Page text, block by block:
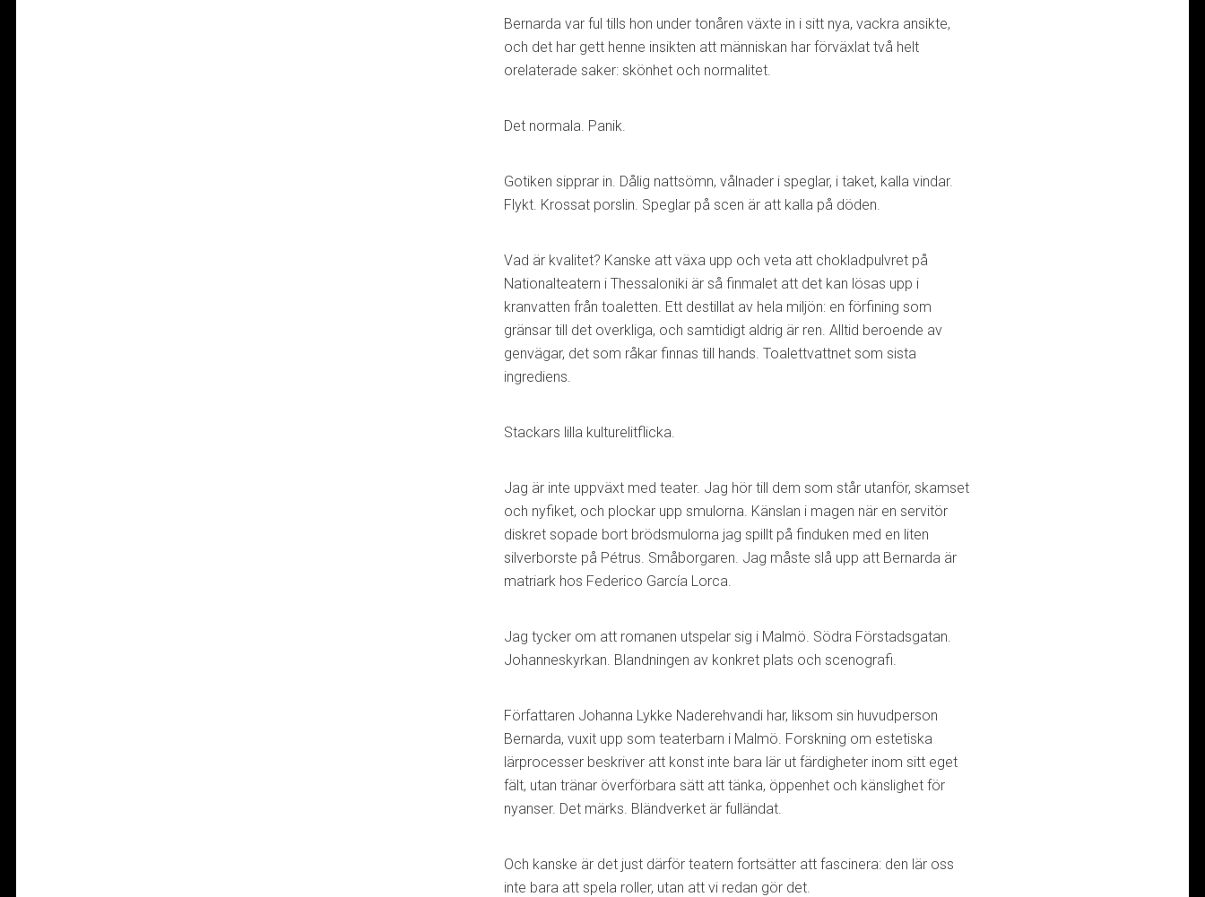
Bernarda var ful tills hon under tonåren växte in i sitt nya, vackra ansikte,
och det har gett henne insikten att människan har förväxlat två helt
orelaterade saker: skönhet och normalitet.
Det normala. Panik.
Gotiken sipprar in. Dålig nattsömn, vålnader i speglar, i taket, kalla vindar.
Flykt. Krossat porslin. Speglar på scen är att kalla på döden.
Vad är kvalitet? Kanske att växa upp och veta att chokladpulvret på
Nationalteatern i Thessaloniki är så finmalet att det kan lösas upp i
kranvatten från toaletten. Ett destillat av hela miljön: en förfining som
gränsar till det overkliga, och samtidigt aldrig är ren. Alltid beroende av
genvägar, det som råkar finnas till hands. Toalettvattnet som sista
ingrediens.
Stackars lilla kulturelitflicka.
Jag är inte uppväxt med teater. Jag hör till dem som står utanför, skamset
och nyfiket, och plockar upp smulorna. Känslan i magen när en servitör
diskret sopade bort brödsmulorna jag spillt på finduken med en liten
silverborste på Pétrus. Småborgaren. Jag måste slå upp att Bernarda är
matriark hos Federico García Lorca.
Jag tycker om att romanen utspelar sig i Malmö. Södra Förstadsgatan.
Johanneskyrkan. Blandningen av konkret plats och scenografi.
Författaren Johanna Lykke Naderehvandi har, liksom sin huvudperson
Bernarda, vuxit upp som teaterbarn i Malmö. Forskning om estetiska
lärprocesser beskriver att konst inte bara lär ut färdigheter inom sitt eget
fält, utan tränar överförbara sätt att tänka, öppenhet och känslighet för
nyanser. Det märks. Bländverket är fulländat.
Och kanske är det just därför teatern fortsätter att fascinera: den lär oss
inte bara att spela roller, utan att vi redan gör det.